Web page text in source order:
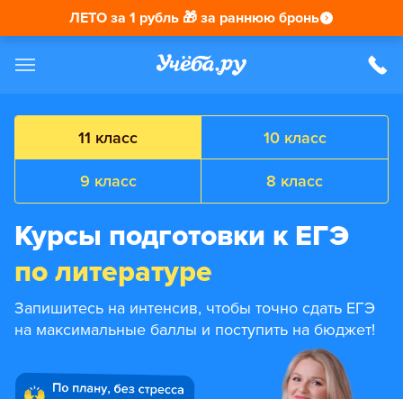
11 класс 10 класс
9 класс 8 класс
Курсы подготовки к ЕГЭ
по литературе
Запишитесь на интенсив, чтобы точно сдать ЕГЭ
на максимальные баллы и поступить на бюджет!
ЛЕТО за 1 рубль 🎁 за раннюю бронь